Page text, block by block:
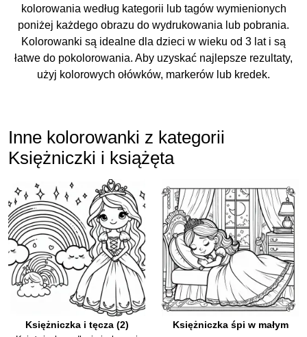
kolorowania według kategorii lub tagów wymienionych
poniżej każdego obrazu do wydrukowania lub pobrania.
Kolorowanki są idealne dla dzieci w wieku od 3 lat i są
łatwe do pokolorowania. Aby uzyskać najlepsze rezultaty,
użyj kolorowych ołówków, markerów lub kredek.
Inne kolorowanki z kategorii
Księżniczki i książęta
Księżniczka i tęcza (2)
Księżniczka śpi w małym